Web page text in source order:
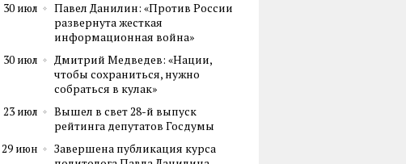
30 июл
Павел Данилин: «Против России
развернута жесткая
информационная война»
30 июл
Дмитрий Медведев: «Нации,
чтобы сохраниться, нужно
собраться в кулак»
23 июл
Вышел в свет 28-й выпуск
рейтинга депутатов Госдумы
29 июн
Завершена публикация курса